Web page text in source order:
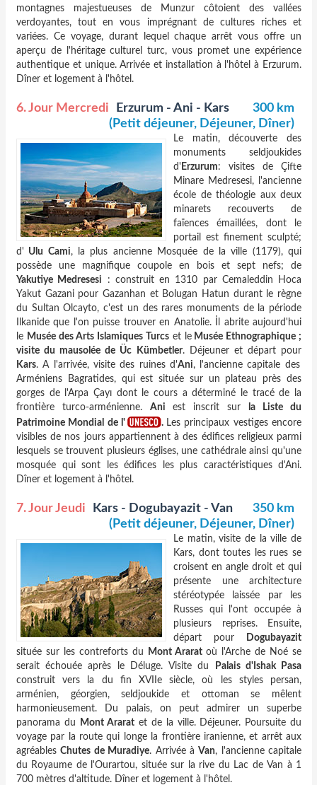
montagnes majestueuses de Munzur côtoient des vallées
verdoyantes, tout en vous imprégnant de cultures riches et
variées. Ce voyage, durant lequel chaque arrêt vous offre un
aperçu de l'héritage culturel turc, vous promet une expérience
authentique et unique. Arrivée et installation à l'hôtel à Erzurum.
Dîner et logement à l'hôtel.
6. Jour Mercredi Erzurum - Ani - Kars
300 km
(Petit déjeuner, Déjeuner, Dîner)
Le matin, découverte des
monuments seldjoukides
d' Erzurum: visites de Çifte
Minare Medresesi, l'ancienne
école de théologie aux deux
minarets recouverts de
faïences émaillées, dont le
portail est finement sculpté;
d' Ulu Cami, la plus ancienne Mosquée de la ville (1179), qui
possède une magnifique coupole en bois et sept nefs; de
Yakutiye Medresesi : construit en 1310 par Cemaleddin Hoca
Yakut Gazani pour Gazanhan et Bolugan Hatun durant le règne
du Sultan Olcayto, c'est un des rares monuments de la période
Ilkanide que l'on puisse trouver en Anatolie. İl abrite aujourd'hui
le Musée des Arts Islamiques Turcs et leMusée Ethnographique ;
visite du mausolée de Üc Kümbetler. Déjeuner et départ pour
Kars. A l'arrivée, visite des ruines d'Ani, l'ancienne capitale des
Arméniens Bagratides, qui est située sur un plateau près des
gorges de l'Arpa Çayı dont le cours a déterminé le tracé de la
frontière turco-arménienne. Ani est inscrit sur
la Liste du
Patrimoine Mondial de l'
. Les principaux vestiges encore
visibles de nos jours appartiennent à des édifices religieux parmi
lesquels se trouvent plusieurs églises, une cathédrale ainsi qu'une
mosquée qui sont les édifices les plus caractéristiques d'Ani.
Dîner et logement à l'hôtel.
7. Jour Jeudi Kars - Dogubayazit - Van
350 km
(Petit déjeuner, Déjeuner, Dîner)
Le matin, visite de la ville de
Kars, dont toutes les rues se
croisent en angle droit et qui
présente une architecture
stéréotypée laissée par les
Russes qui l'ont occupée à
plusieurs reprises. Ensuite,
départ pour
Dogubayazit
située sur les contreforts du
Mont Araratoù l'Arche de Noé se
serait échouée après le Déluge. Visite du
Palais d'Ishak Pasa
construit vers la du fin XVIIe siècle, où les styles persan,
arménien, géorgien, seldjoukide et ottoman se mêlent
harmonieusement. Du palais, on peut admirer un superbe
panorama du
Mont Ararat et de la ville. Déjeuner. Poursuite du
voyage par la route qui longe la frontière iranienne, et arrêt aux
agréablesChutes de Muradiye. Arrivée àVan, l'ancienne capitale
du Royaume de l'Ourartou, située sur la rive du Lac de Van à 1
700 mètres d'altitude. Dîner et logement à l'hôtel.